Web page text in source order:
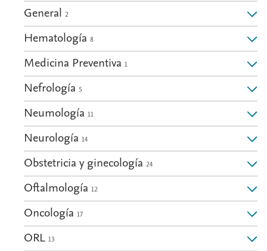
General 2
Hematología 8
Medicina Preventiva 1
Nefrología 5
Neumología 11
Neurología 14
Obstetricia y ginecología 24
Oftalmología 12
Oncología 17
ORL 13